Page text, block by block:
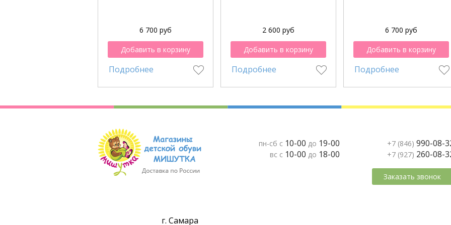
6 700 руб
Добавить в корзину
Подробнее
2 600 руб
Добавить в корзину
Подробнее
6 700 руб
Добавить в корзину
Подробнее
пн-сб с 10-00 до 19-00
вс с 10-00 до 18-00
+7 (846) 990-08-
+7 (927) 260-08-
Заказать звонок
г. Самара